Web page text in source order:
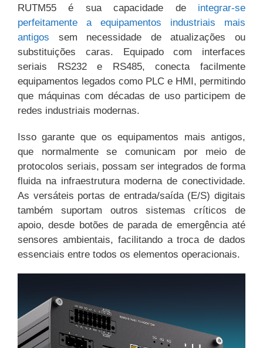
RUTM55 é sua capacidade de integrar-se
perfeitamente a equipamentos industriais mais
antigos sem necessidade de atualizações ou
substituições caras. Equipado com interfaces
seriais RS232 e RS485, conecta facilmente
equipamentos legados como PLC e HMI, permitindo
que máquinas com décadas de uso participem de
redes industriais modernas.
Isso garante que os equipamentos mais antigos,
que normalmente se comunicam por meio de
protocolos seriais, possam ser integrados de forma
fluida na infraestrutura moderna de conectividade.
As versáteis portas de entrada/saída (E/S) digitais
também suportam outros sistemas críticos de
apoio, desde botões de parada de emergência até
sensores ambientais, facilitando a troca de dados
essenciais entre todos os elementos operacionais.